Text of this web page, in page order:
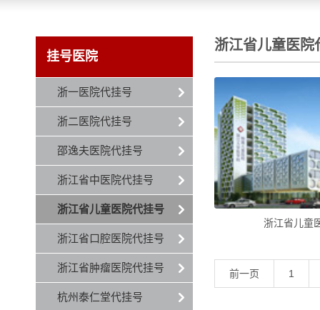
挂号医院
浙一医院代挂号
浙二医院代挂号
邵逸夫医院代挂号
浙江省中医院代挂号
浙江省儿童医院代挂号
浙江省口腔医院代挂号
浙江省肿瘤医院代挂号
杭州泰仁堂代挂号
浙江省儿童医院
浙江省儿童
前一页 1